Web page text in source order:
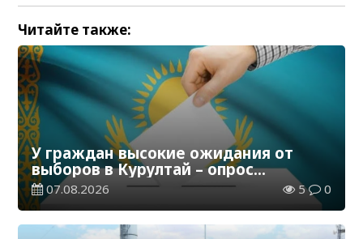
Читайте также:
У граждан высокие ожидания от
выборов в Курултай – опрос
общественного мнения
07.08.2026 5 0